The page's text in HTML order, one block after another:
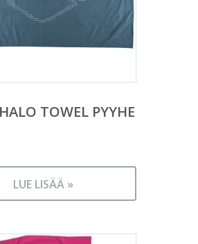
TOWEL PYYHE
LUE LISÄÄ »